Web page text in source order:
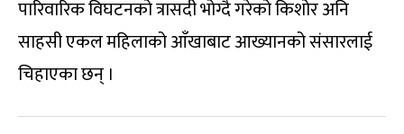
पारिवारिक विघटनको त्रासदी भोग्दै गरेको किशोर अनि
साहसी एकल महिलाको आँखाबाट आख्यानको संसारलाई
चिहाएका छन् ।